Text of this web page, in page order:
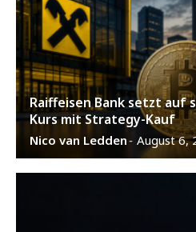
Raiffeisen Bank setzt auf
Kurs mit Strategy-Kauf
Nico van Ledden- August 6,